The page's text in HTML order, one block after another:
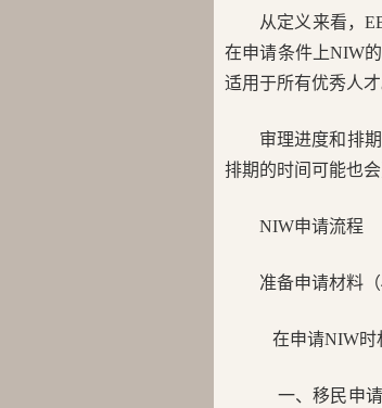
从定义来看，
在申请条件上NIW
适用于所有优秀人才
审理进度和排
排期的时间可能也会
NIW申请流程
准备申请材料（
在申请NIW时
一、移民申请